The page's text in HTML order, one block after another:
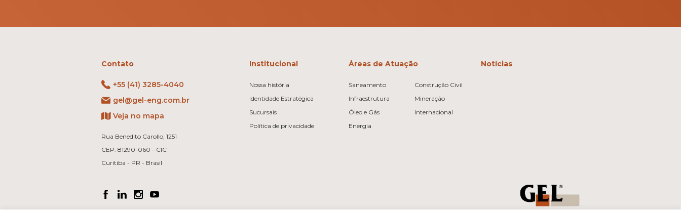
Contato
+55 (41) 3285-4040
gel@gel-eng.com.br
Veja no mapa
Rua Benedito Carollo, 1251
CEP: 81290-060 - CIC
Curitiba - PR - Brasil
Institucional
Nossa história
Identidade Estratégica
Sucursais
Política de privacidade
Áreas de Atuação
Saneamento
Infraestrutura
Óleo e Gás
Energia
Construção Civil
Mineração
Internacional
Notícias